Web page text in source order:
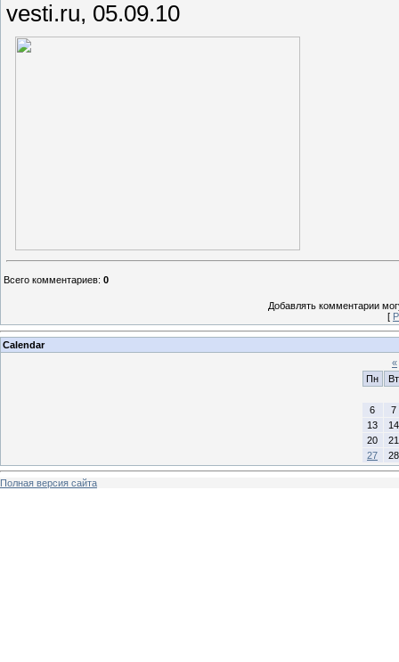
vesti.ru, 05.09.10
Всего комментариев: 0
Добавлять комментарии
[
Calendar
«
Пн
Вт
6
7
13
14
20
21
27
28
Полная версия сайта